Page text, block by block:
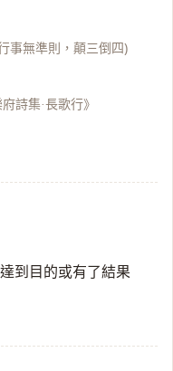
事無準則，顛三倒四)
府詩集·長歌行》
到目的或有了結果